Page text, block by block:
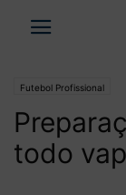
Futebol Profissional
todo